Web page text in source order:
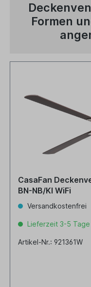
Formen
CasaFan
BN-NB/KI WiFi
Versandkostenfrei
Lieferzeit 3-5 Tage
Artikel-Nr.: 921361W